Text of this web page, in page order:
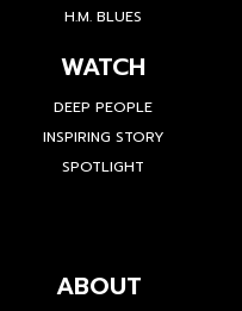
H.M. BLUES
WATCH
DEEP PEOPLE
INSPIRING STORY
SPOTLIGHT
ABOUT